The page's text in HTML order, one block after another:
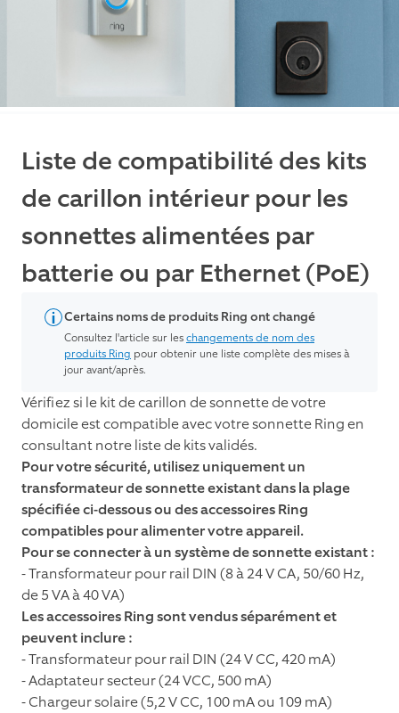
Liste de compatibilité des kits
de carillon intérieur pour les
sonnettes alimentées par
batterie ou par Ethernet (PoE)
Certains noms de produits Ring ont changé
Consultez l'article sur leschangements de nom des
produits Ring pour obtenir une liste complète des mises à
jour avant/après.
Vérifiez si le kit de carillon de sonnette de votre
domicile est compatible avec votre sonnette Ring en
consultant notre liste de kits validés.
Pour votre sécurité, utilisez uniquement un
transformateur de sonnette existant dans la plage
spécifiée ci-dessous ou des accessoires Ring
compatibles pour alimenter votre appareil.
Pour se connecter à un système de sonnette existant :
- Transformateur pour rail DIN (8 à 24 V CA, 50/60 Hz,
de 5 VA à 40 VA)
Les accessoires Ring sont vendus séparément et
peuvent inclure :
- Transformateur pour rail DIN (24 V CC, 420 mA)
- Adaptateur secteur (24 VCC, 500 mA)
- Chargeur solaire (5,2 V CC, 100 mA ou 109 mA)